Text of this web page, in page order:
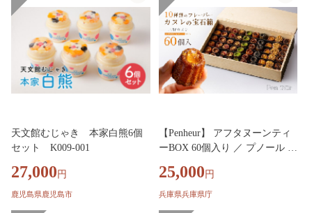
天文館むじゃき 本家白熊6個
セット K009-001
27,000 円
鹿児島県鹿児島市
【Penheur】 アフタヌーンティ
ーBOX 60個入り ／ プノール カ
カヌレ作り方 人気 取り寄せ 洋
菓子 焼き菓子 プレゼント ギフ
25,000 円
兵庫県兵庫県庁